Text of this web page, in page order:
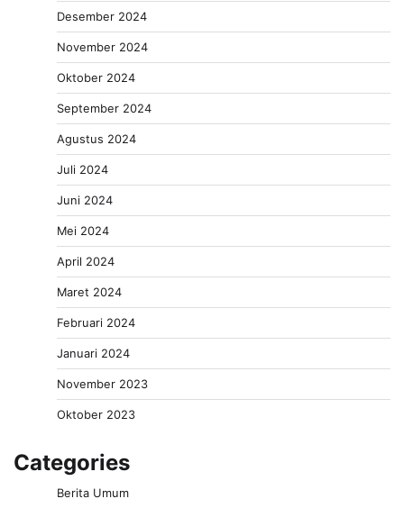
Desember 2024
November 2024
Oktober 2024
September 2024
Agustus 2024
Juli 2024
Juni 2024
Mei 2024
April 2024
Maret 2024
Februari 2024
Januari 2024
November 2023
Oktober 2023
Categories
Berita Umum